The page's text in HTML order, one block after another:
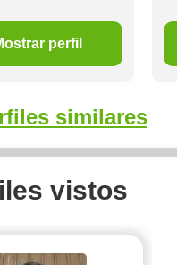
perfil
similares
vistos